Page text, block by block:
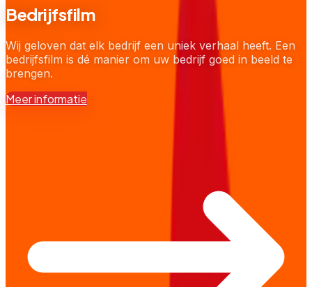
Bedrijfsfilm
Wij geloven dat elk bedrijf een uniek verhaal heeft. Een
bedrijfsfilm is dé manier om uw bedrijf goed in beeld te
brengen.
Meer informatie